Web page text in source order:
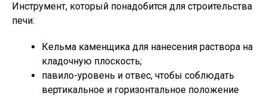
Инструмент, который понадобится для строительства
печи:
Кельма каменщика для нанесения раствора на
кладочную плоскость;
павило-уровень и отвес, чтобы соблюдать
вертикальное и горизонтальное положение